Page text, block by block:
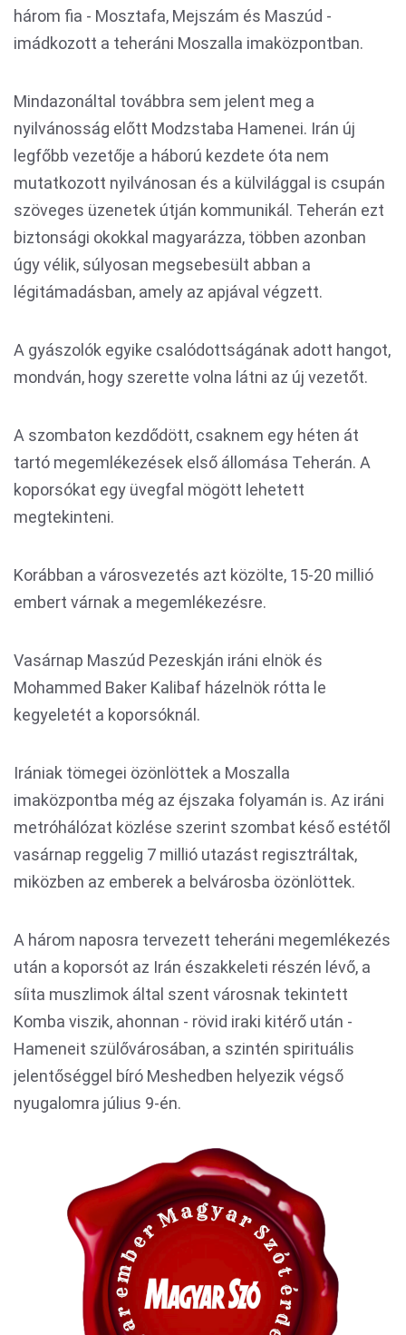
három fia - Mosztafa, Mejszám és Maszúd -
imádkozott a teheráni Moszalla imaközpontban.
Mindazonáltal továbbra sem jelent meg a
nyilvánosság előtt Modzstaba Hamenei. Irán új
legfőbb vezetője a háború kezdete óta nem
mutatkozott nyilvánosan és a külvilággal is csupán
szöveges üzenetek útján kommunikál. Teherán ezt
biztonsági okokkal magyarázza, többen azonban
úgy vélik, súlyosan megsebesült abban a
légitámadásban, amely az apjával végzett.
A gyászolók egyike csalódottságának adott hangot,
mondván, hogy szerette volna látni az új vezetőt.
A szombaton kezdődött, csaknem egy héten át
tartó megemlékezések első állomása Teherán. A
koporsókat egy üvegfal mögött lehetett
megtekinteni.
Korábban a városvezetés azt közölte, 15-20 millió
embert várnak a megemlékezésre.
Vasárnap Maszúd Pezeskján iráni elnök és
Mohammed Baker Kalibaf házelnök rótta le
kegyeletét a koporsóknál.
Irániak tömegei özönlöttek a Moszalla
imaközpontba még az éjszaka folyamán is. Az iráni
metróhálózat közlése szerint szombat késő estétől
vasárnap reggelig 7 millió utazást regisztráltak,
miközben az emberek a belvárosba özönlöttek.
A három naposra tervezett teheráni megemlékezés
után a koporsót az Irán északkeleti részén lévő, a
síita muszlimok által szent városnak tekintett
Komba viszik, ahonnan - rövid iraki kitérő után -
Hameneit szülővárosában, a szintén spirituális
jelentőséggel bíró Meshedben helyezik végső
nyugalomra július 9-én.